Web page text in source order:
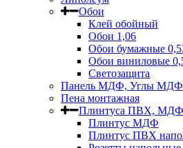
Обои
Клей обойный
Обои 1,06
Обои бумажные
Обои виниловые
Светозащита
Панель МДФ, Углы МДФ
Пена монтажная
Плинтуса ПВХ, МДФ
Плинтус МДФ
Плинтус ПВХ